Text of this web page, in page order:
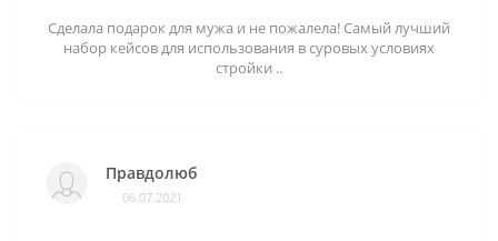
Сделала подарок для мужа и не пожалела! Самый лучший
набор кейсов для использования в суровых условиях
стройки ..
Правдолюб
06.07.2021